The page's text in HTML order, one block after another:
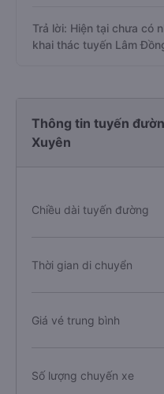
Trả lời: Hiện tại chưa có
khai thác tuyến Lâm
Thông tin tuyến
Xuyên
Chiều dài tuyến đường
Thời gian di chuyển
Giá vé trung bình
Số lượng chuyến xe